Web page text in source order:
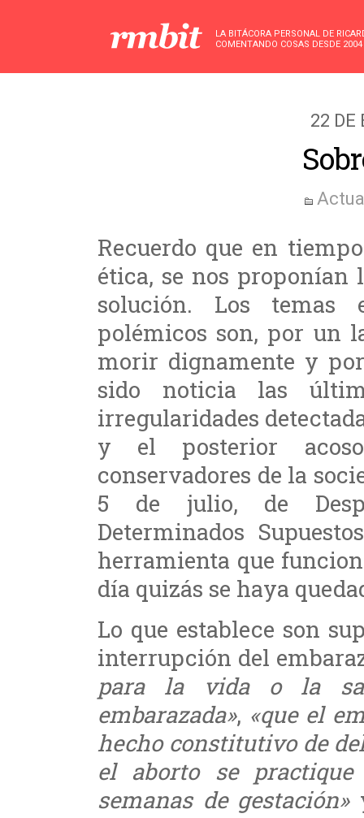
LA BITÁCORA PERSONAL DE
COMENTANDO COSAS DESDE 2004
22 DE
Recuerdo que en
ética, se nos proponían
solución. Los
polémicos son, por un
morir dignamente y
sido noticia las
irregularidades
y el posterior
conservadores de la
5 de julio, de
Determinados
herramienta que
día quizás se haya
Lo que establece son
interrupción del
para la vida o la
embarazada», «que el
hecho constitutivo de
el aborto se
semanas de gestación»